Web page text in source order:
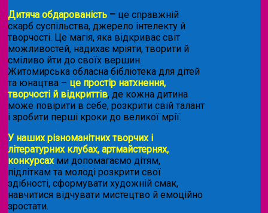
Дитяча обдарованість – це справжній
скарб суспільства, джерело інтелекту й
творчості. Це магія, яка відкриває світ
можливостей, надихає мріяти, творити й
сміливо йти до своїх вершин.
Житомирська обласна бібліотека для дітей
та юнацтва – це простір натхнення,
творчості й відкриттів, де кожна дитина
може повірити в себе, розкрити свій талант
і зробити перші кроки до великої мрії.
У наших різноманітних творчих і
літературних клубах, артмайстернях,
конкурсахми допомагаємо дітям,
підліткам та молоді розкрити свої
здібності, сформувати художній смак,
навчитися відчувати мистецтво й емоційно
зростати.